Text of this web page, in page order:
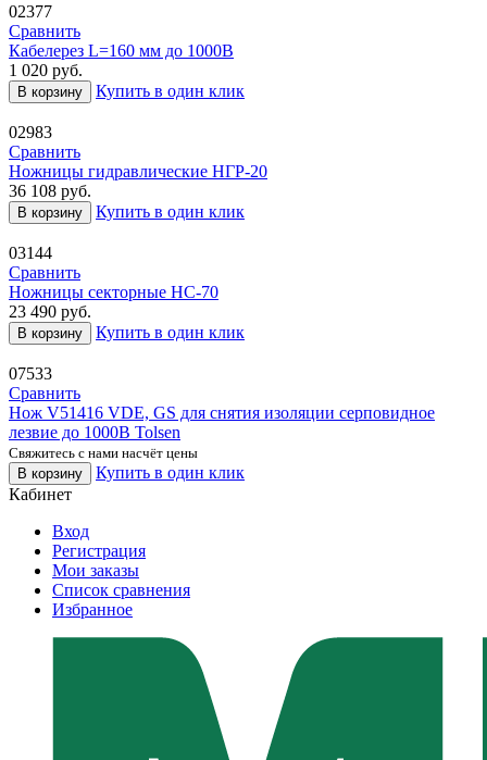
02377
Сравнить
Кабелерез L=160 мм до 1000В
1 020 руб.
В корзину Купить в один клик
02983
Сравнить
Ножницы гидравлические НГР-20
36 108 руб.
В корзину Купить в один клик
03144
Сравнить
Ножницы секторные НС-70
23 490 руб.
В корзину Купить в один клик
07533
Сравнить
Нож V51416 VDE, GS для снятия изоляции серповидное
лезвие до 1000В Tolsen
Свяжитесь с нами насчёт цены
В корзину
Купить в один клик
Кабинет
Вход
Регистрация
Мои заказы
Список сравнения
Избранное